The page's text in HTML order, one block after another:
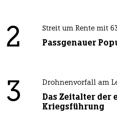
2 Streit um Rente mit
Passgenauer
3 Drohnenvorfall am
Das Zeitalter der
Kriegsführung